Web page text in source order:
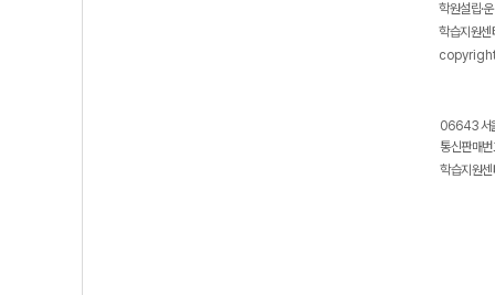
학원설립·
학습지원
06643 서
통신판매
학습지원